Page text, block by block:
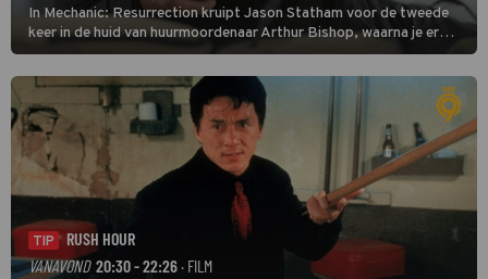
In Mechanic: Resurrection kruipt Jason Statham voor de tweede
keer in de huid van huurmoordenaar Arthur Bishop, waarna je er
donder op kunt zeggen dat er van Bishops geplande pensioen niet
veel terechtkomt.
TIP
RUSH HOUR
VANAVOND 20:30 - 22:26 · FILM